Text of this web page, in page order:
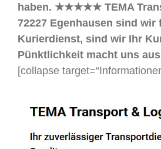
haben. ★★★★★ TEMA
72227 Egenhausen sind wir
Kurierdienst, sind wir Ihr
Pünktlichkeit macht uns
[collapse